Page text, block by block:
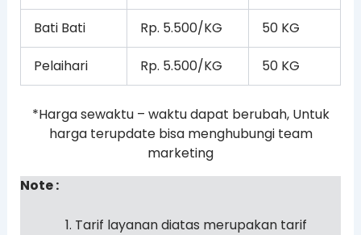
Bati Bati Rp. 5.500/KG 50 KG
Pelaihari Rp. 5.500/KG 50 KG
*Harga sewaktu – waktu dapat berubah, Untuk
harga terupdate bisa menghubungi team
marketing
Note :
Tarif layanan diatas merupakan tarif